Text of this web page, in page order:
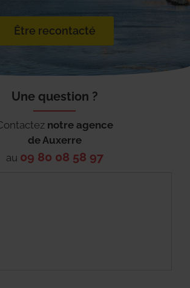
Être recontacté
Une question ?
notre agence
deAuxerre
au 09 80 08 58 97